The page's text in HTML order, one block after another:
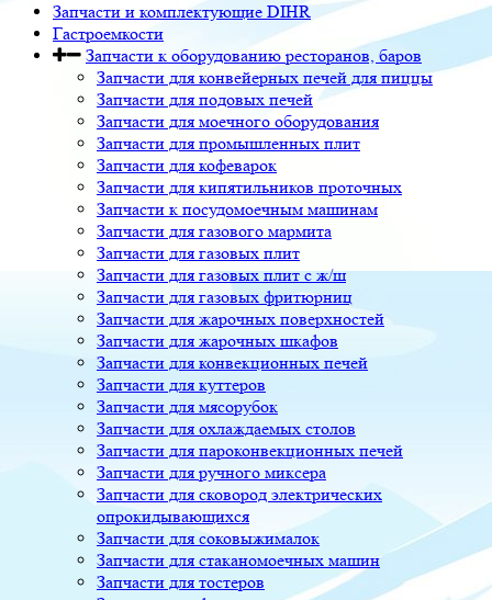
Запчасти и комплектующие DIHR
Гастроемкости
Запчасти к оборудованию ресторанов, баров
Запчасти для конвейерных печей для пиццы
Запчасти для подовых печей
Запчасти для моечного оборудования
Запчасти для промышленных плит
Запчасти для кофеварок
Запчасти для кипятильников проточных
Запчасти к посудомоечным машинам
Запчасти для газового мармита
Запчасти для газовых плит
Запчасти для газовых плит с ж/ш
Запчасти для газовых фритюрниц
Запчасти для жарочных поверхностей
Запчасти для жарочных шкафов
Запчасти для конвекционных печей
Запчасти для куттеров
Запчасти для мясорубок
Запчасти для охлаждаемых столов
Запчасти для пароконвекционных печей
Запчасти для ручного миксера
Запчасти для сковород электрических
опрокидывающихся
Запчасти для соковыжималок
Запчасти для стаканомоечных машин
Запчасти для тостеров